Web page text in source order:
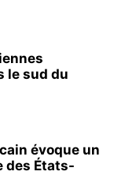
le sud du
évoque un
des États-